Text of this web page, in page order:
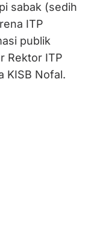
sabak (sedih
ITP
publik
Rektor ITP
KISB Nofal.